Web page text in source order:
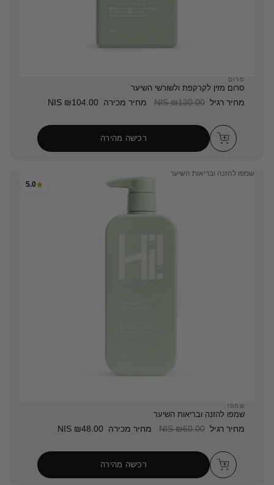
סרום
סרום מזין לקרקפת ולשורשי השיער
מחיר רגיל ₪130.00 NIS מחיר מכירה ₪104.00 NIS
רכישה מהירה
שמפו להזנה ובריאות השיער
5.0
שמפו
שמפו להזנה ובריאות השיער
מחיר רגיל ₪60.00 NIS מחיר מכירה ₪48.00 NIS
רכישה מהירה